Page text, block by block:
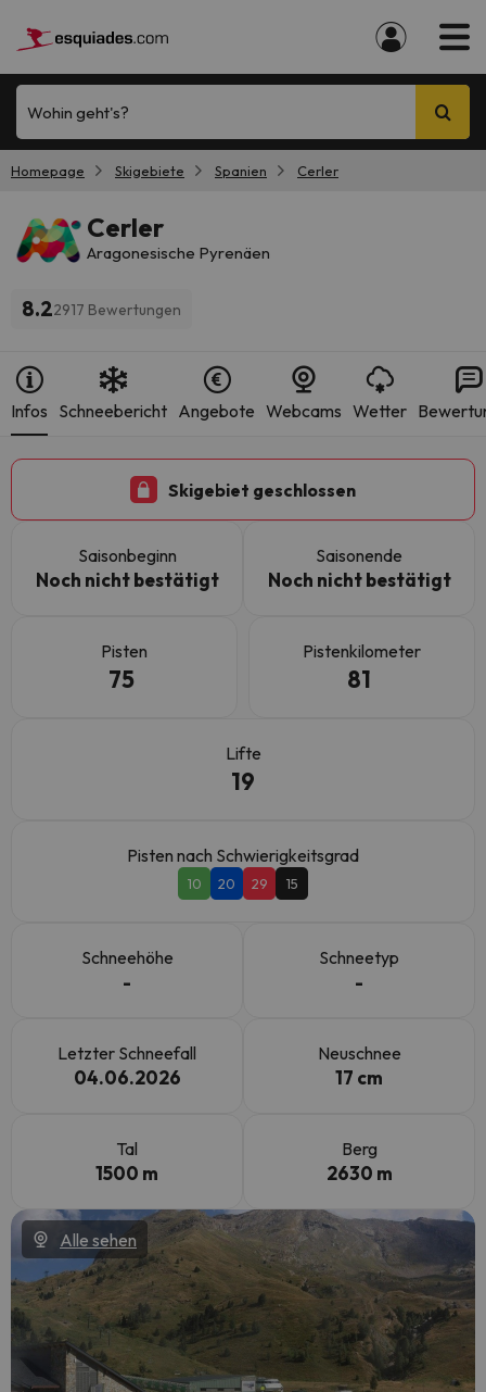
Wohin geht's?
Homepage Skigebiete Spanien Cerler
Cerler
Aragonesische Pyrenäen
8.22917 Bewertungen
Infos Schneebericht Angebote Webcams Wetter
Skigebiet geschlossen
Saisonbeginn
Noch nicht bestätigt
Saisonende
Noch nicht bestätigt
Pisten
75
Pistenkilometer
81
Lifte
19
Pisten nach Schwierigkeitsgrad
10 20 29 15
Schneehöhe
-
Schneetyp
-
Letzter Schneefall
04.06.2026
Neuschnee
17 cm
Tal
1500 m
Berg
2630 m
Alle sehen